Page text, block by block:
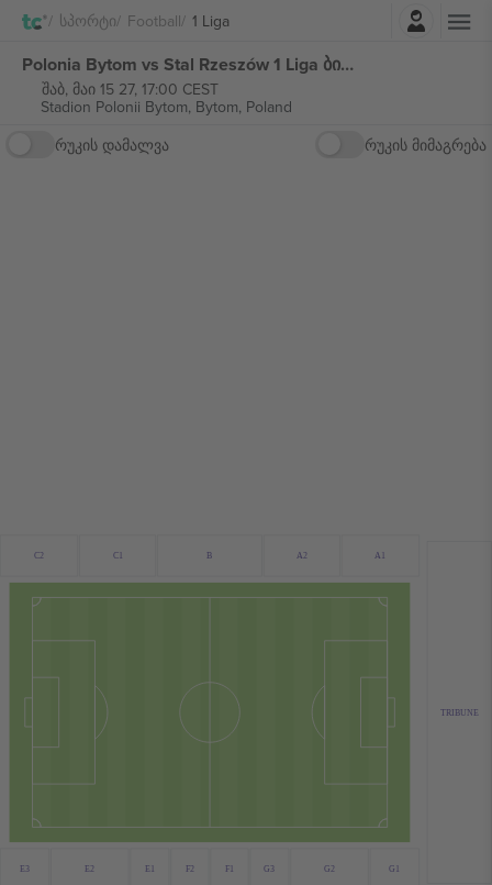
Სპორტი Football 1 Liga
Polonia Bytom vs Stal Rzeszów 1 Liga ბილეთი
შაბ, მაი 15 27, 17:00 CEST
Stadion Polonii Bytom, Bytom, Poland
რუკის დამალვა
რუკის მიმაგრება
C2 C1 B A2 A1
G1
G2
G3
F1
F2
E1
E2
E3
TRIBUNE